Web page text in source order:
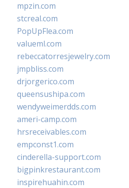
mpzin.com
stcreal.com
PopUpFlea.com
valueml.com
rebeccatorresjewelry.com
jmpbliss.com
drjorgerico.com
queensushipa.com
wendyweimerdds.com
ameri-camp.com
hrsreceivables.com
empconst1.com
cinderella-support.com
bigpinkrestaurant.com
inspirehuahin.com